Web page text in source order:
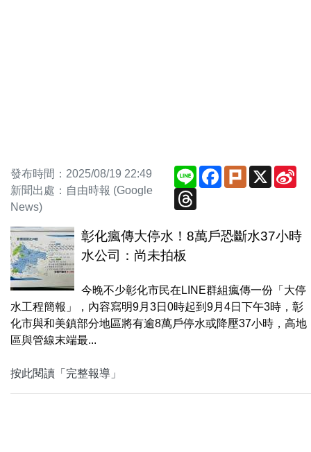
發布時間：2025/08/19 22:49
新聞出處：自由時報 (Google
News)
Line Facebook
Plurk X
彰化瘋傳大停水！8萬戶恐斷水37小時
水公司：尚未拍板
今晚不少彰化市民在LINE群組瘋傳一份「大停
水工程簡報」，內容寫明9月3日0時起到9月4日下午3時，彰
化市與和美鎮部分地區將有逾8萬戶停水或降壓37小時，高地
區與管線末端最...
按此閱讀「完整報導」